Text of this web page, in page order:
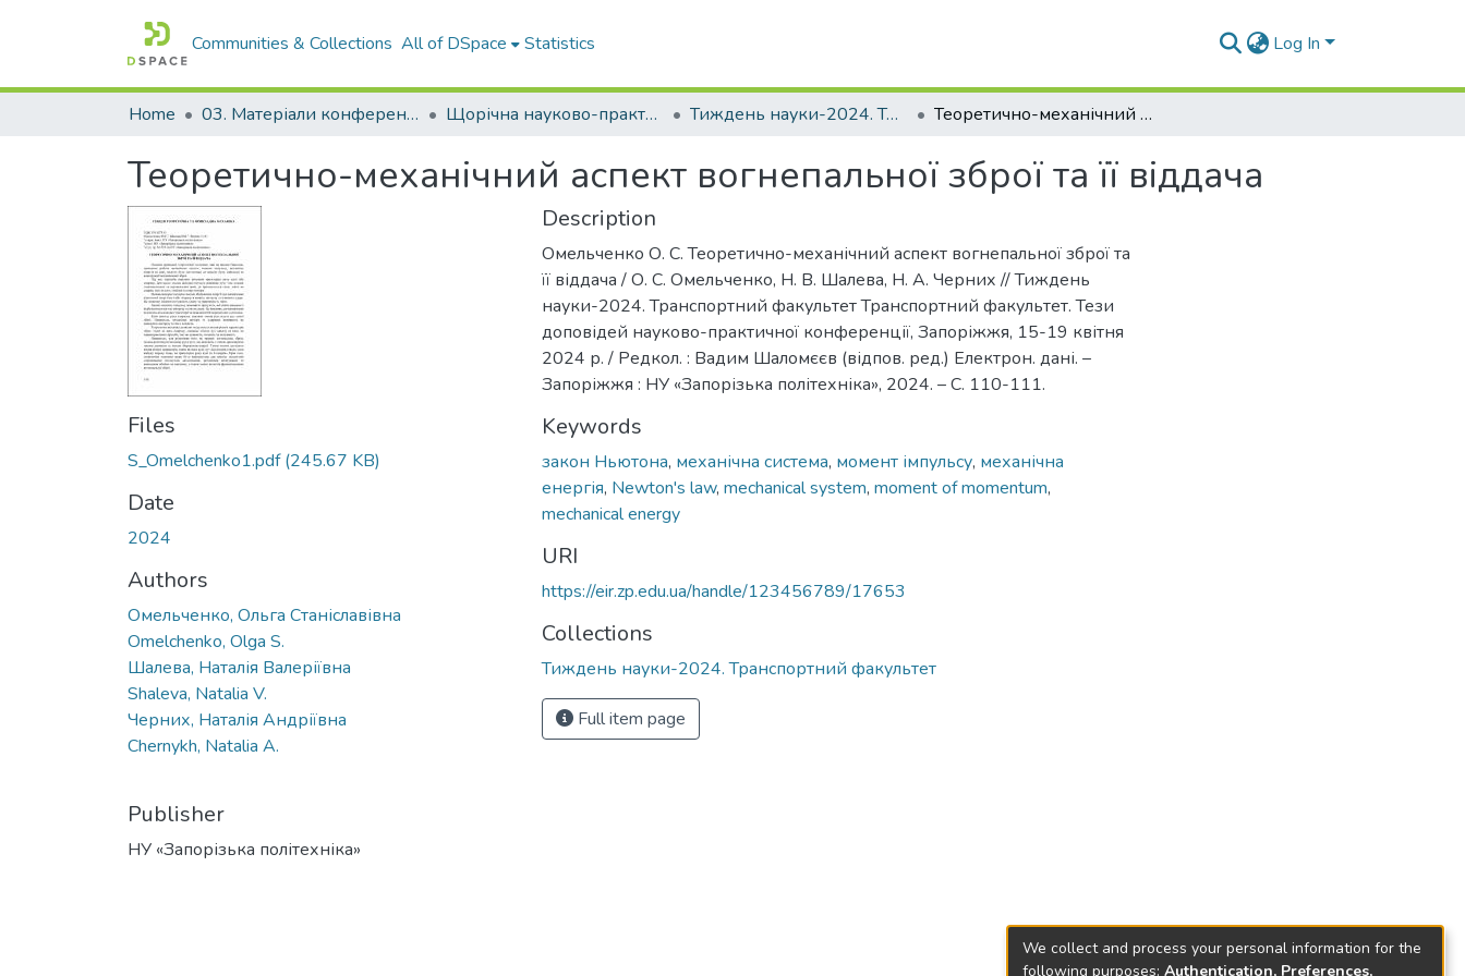
Communities & Collections All of DSpace Statistics Log In
Home 03. Матеріали конференцій та семінарів Щорічна науково-практична конференція «Тиждень науки» Тиждень науки-2024. Транспортний факультет Теоретично-механічний аспект вогнепальної зброї та її віддача
Теоретично-механічний аспект вогнепальної зброї та її віддача
Files
S_Omelchenko1.pdf(245.67 KB)
Date
2024
Authors
Омельченко, Ольга Станіславівна
Omelchenko, Olga S.
Шалева, Наталія Валеріївна
Shaleva, Natalia V.
Черних, Наталія Андріївна
Chernykh, Natalia A.
Publisher
НУ «Запорізька політехніка»
Description
Омельченко О. С. Теоретично-механічний аспект вогнепальної зброї та
її віддача / О. С. Омельченко, Н. В. Шалева, Н. А. Черних // Тиждень
науки-2024. Транспортний факультет Транспортний факультет. Тези
доповідей науково-практичної конференції, Запоріжжя, 15-19 квітня
2024 р. / Редкол. : Вадим Шаломєєв (відпов. ред.) Електрон. дані. –
Запоріжжя : НУ «Запорізька політехніка», 2024. – С. 110-111.
Keywords
закон Ньютона, механічна система, момент імпульсу, механічна
енергія, Newton's law, mechanical system, moment of momentum,
mechanical energy
URI
https://eir.zp.edu.ua/handle/123456789/17653
Collections
Тиждень науки-2024. Транспортний факультет
Full item page
We collect and process your personal information for the
following purposes: Authentication, Preferences,